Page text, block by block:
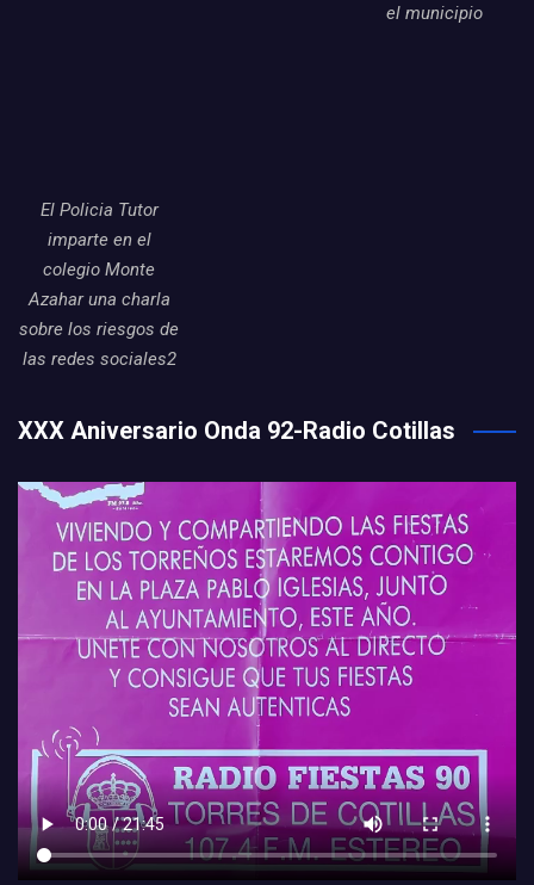
el municipio
El Policia Tutor
imparte en el
colegio Monte
Azahar una charla
sobre los riesgos de
las redes sociales2
XXX Aniversario Onda 92-Radio Cotillas